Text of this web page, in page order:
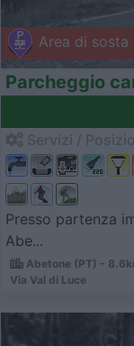
Area di sosta
Parcheggio
Presso partenza
Abe...
Abetone (PT) -
Via Val di Luce